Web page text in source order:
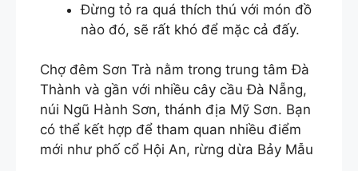
Đừng tỏ ra quá thích thú với món đồ
nào đó, sẽ rất khó để mặc cả đấy.
Chợ đêm Sơn Trà nằm trong trung tâm Đà
Thành và gần với nhiều cây cầu Đà Nẵng,
núi Ngũ Hành Sơn, thánh địa Mỹ Sơn. Bạn
có thể kết hợp để tham quan nhiều điểm
mới như phố cổ Hội An, rừng dừa Bảy Mẫu